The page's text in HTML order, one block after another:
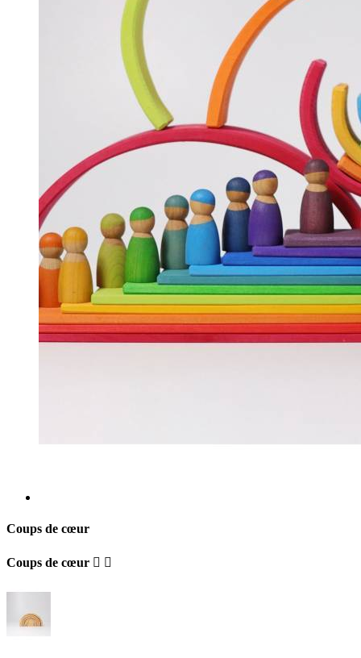
Coups de cœur
Coups de cœur  